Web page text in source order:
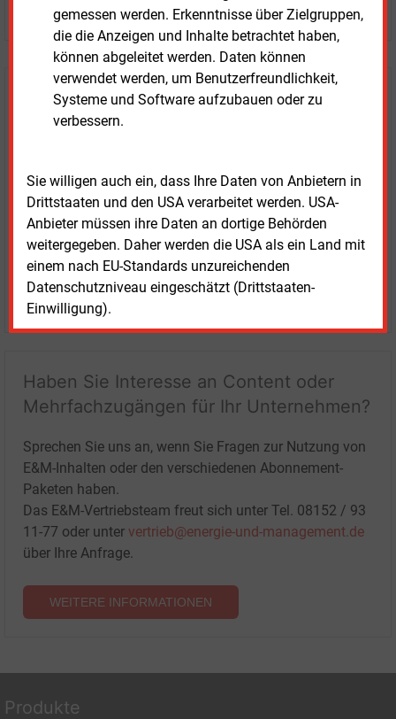
gemessen werden. Erkenntnisse über Zielgruppen,
die die Anzeigen und Inhalte betrachtet haben,
können abgeleitet werden. Daten können
verwendet werden, um Benutzerfreundlichkeit,
Systeme und Software aufzubauen oder zu
verbessern.
Sie willigen auch ein, dass Ihre Daten von Anbietern in
Drittstaaten und den USA verarbeitet werden. USA-
Anbieter müssen ihre Daten an dortige Behörden
weitergegeben. Daher werden die USA als ein Land mit
einem nach EU-Standards unzureichenden
Datenschutzniveau eingeschätzt (Drittstaaten-
Einwilligung).
Login für Kunden
LOGIN
Haben Sie Interesse an Content oder
Mehrfachzugängen für Ihr Unternehmen?
Sprechen Sie uns an, wenn Sie Fragen zur Nutzung von
E&M-Inhalten oder den verschiedenen Abonnement-
Paketen haben.
Das E&M-Vertriebsteam freut sich unter Tel. 08152 / 93
11-77 oder unter vertrieb@energie-und-management.de
über Ihre Anfrage.
WEITERE INFORMATIONEN
Produkte